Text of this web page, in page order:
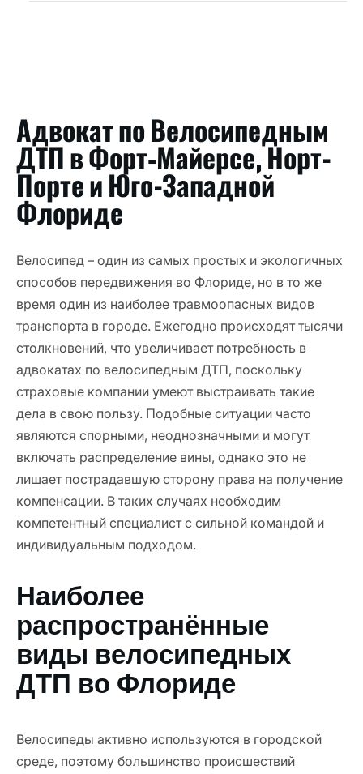
Адвокат по Велосипедным
ДТП в Форт‑Майерсе, Норт-
Порте и Юго-Западной
Флориде
Велосипед – один из самых простых и экологичных
способов передвижения во Флориде, но в то же
время один из наиболее травмоопасных видов
транспорта в городе. Ежегодно происходят тысячи
столкновений, что увеличивает потребность в
адвокатах по велосипедным ДТП, поскольку
страховые компании умеют выстраивать такие
дела в свою пользу. Подобные ситуации часто
являются спорными, неоднозначными и могут
включать распределение вины, однако это не
лишает пострадавшую сторону права на получение
компенсации. В таких случаях необходим
компетентный специалист с сильной командой и
индивидуальным подходом.
Наиболее
распространённые
виды велосипедных
ДТП во Флориде
Велосипеды активно используются в городской
среде, поэтому большинство происшествий